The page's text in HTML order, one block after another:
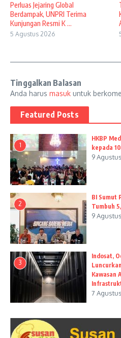
Perluas Jejaring Global
Berdampak, UNPRI Terima
Kunjungan Resmi K ...
5 Agustus 2026
Tinggalkan Balasan
Anda harus masuk untuk
Featured Posts
1
HKBP
kepada
9
2
BI Sumut
Tumbuh
9
3
Indosat,
Kawasan
7